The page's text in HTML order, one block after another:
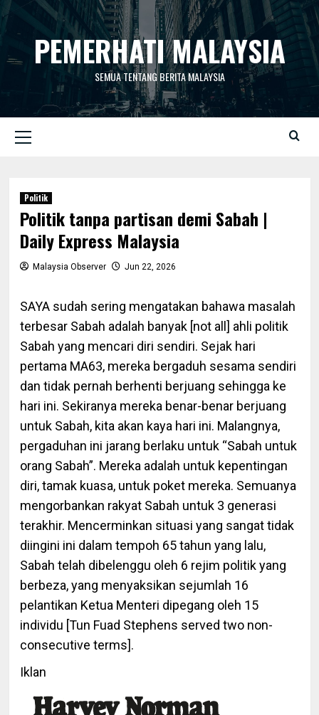
Skip
contentPEMERHATI MALAYSIA
SEMUA TENTANG BERITA MALAYSIA
Menu
Politik
Politik tanpa partisan demi Sabah |
Daily Express Malaysia
Malaysia Observer Jun 22, 2026
SAYA sudah sering mengatakan bahawa masalah
terbesar Sabah adalah banyak [not all] ahli politik
Sabah yang mencari diri sendiri. Sejak hari
pertama MA63, mereka bergaduh sesama sendiri
dan tidak pernah berhenti berjuang sehingga ke
hari ini. Sekiranya mereka benar-benar berjuang
untuk Sabah, kita akan kaya hari ini. Malangnya,
pergaduhan ini jarang berlaku untuk “Sabah untuk
orang Sabah”. Mereka adalah untuk kepentingan
diri, tamak kuasa, untuk poket mereka. Semuanya
mengorbankan rakyat Sabah untuk 3 generasi
terakhir. Mencerminkan situasi yang sangat tidak
diingini ini dalam tempoh 65 tahun yang lalu,
Sabah telah dibelenggu oleh 6 rejim politik yang
berbeza, yang menyaksikan sejumlah 16
pelantikan Ketua Menteri dipegang oleh 15
individu [Tun Fuad Stephens served two non-
consecutive terms].
Iklan